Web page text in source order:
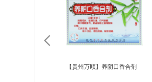
【贵州万顺】养阴口香合剂